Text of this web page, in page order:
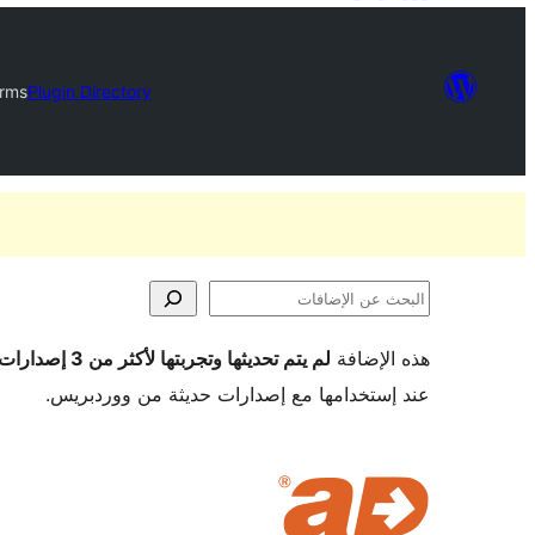
Plugin Directory
البحث
الإضافات
هذه الإضافة لم يتم تحديثها وتجربتها لأكثر من 3 إصدارات ووردبريس رئيسية
عند إستخدامها مع إصدارات حديثة من ووردبريس.